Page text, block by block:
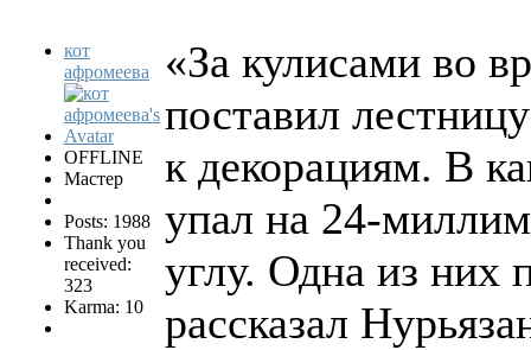
кот
афромеева
OFFLINE
Мастер
Posts: 1988
Thank you
received:
323
Karma: 10
«За кулисами во
поставил
к декорациям. В
упал на 24-
углу. Одна из них
рассказал